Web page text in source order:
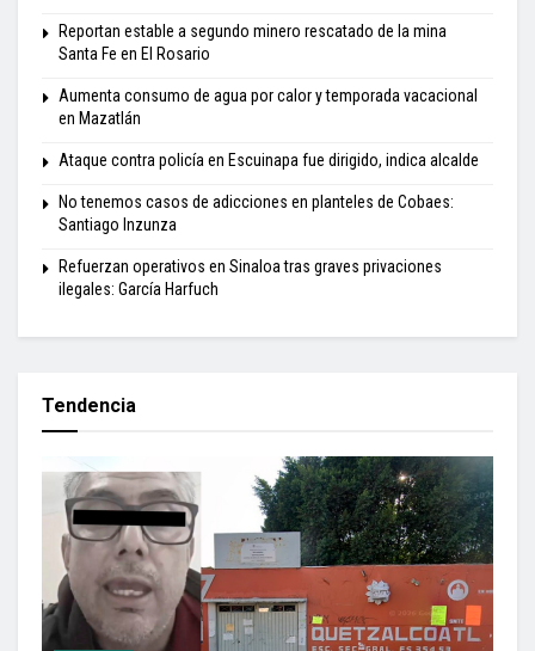
Reportan estable a segundo minero rescatado de la mina
Santa Fe en El Rosario
Aumenta consumo de agua por calor y temporada vacacional
en Mazatlán
Ataque contra policía en Escuinapa fue dirigido, indica alcalde
No tenemos casos de adicciones en planteles de Cobaes:
Santiago Inzunza
Refuerzan operativos en Sinaloa tras graves privaciones
ilegales: García Harfuch
Tendencia